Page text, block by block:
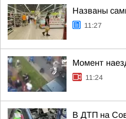
Названы
11:27
Момент
11:24
В ДТП на